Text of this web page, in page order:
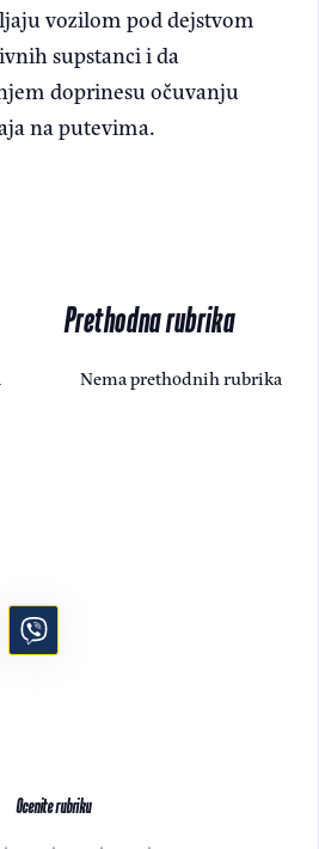
vozilom pod dejstvom
supstanci i da
doprinesu očuvanju
na putevima.
Prethodna rubrika
Nema prethodnih rubrika
Ocenite rubriku